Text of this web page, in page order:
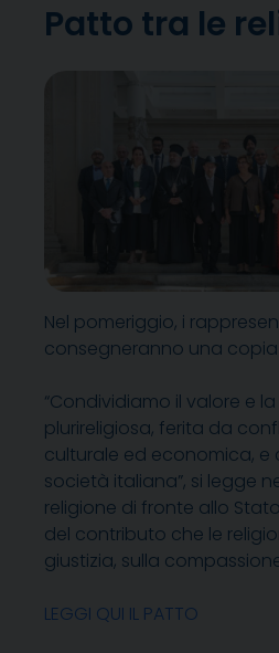
Patto tra le
Nel pomeriggio, i
consegneranno una
“Condividiamo il valore e
plurireligiosa, ferita da
culturale ed economica, e
società italiana”, si legge
religione di fronte allo
del contributo che le
giustizia, sulla
LEGGI QUI IL PATTO